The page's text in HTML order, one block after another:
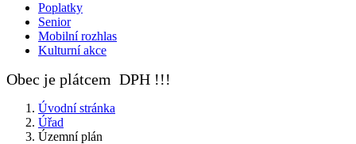
Poplatky
Senior
Mobilní rozhlas
Kulturní akce
Obec je plátcem DPH !!!
Úvodní stránka
Úřad
Územní plán